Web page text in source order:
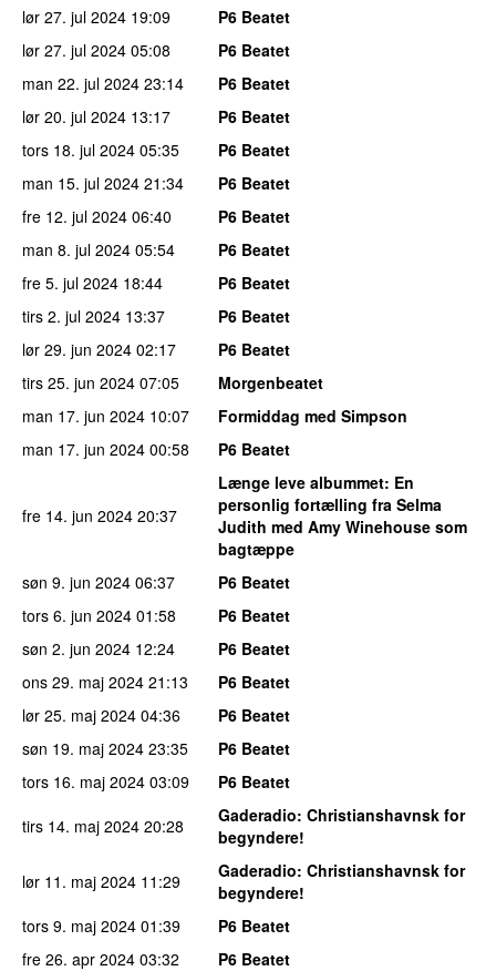
lør 27. jul 2024 19:09
P6 Beatet
lør 27. jul 2024 05:08
P6 Beatet
man 22. jul 2024 23:14
P6 Beatet
lør 20. jul 2024 13:17
P6 Beatet
tors 18. jul 2024 05:35
P6 Beatet
man 15. jul 2024 21:34
P6 Beatet
fre 12. jul 2024 06:40
P6 Beatet
man 8. jul 2024 05:54
P6 Beatet
fre 5. jul 2024 18:44
P6 Beatet
tirs 2. jul 2024 13:37
P6 Beatet
lør 29. jun 2024 02:17
P6 Beatet
tirs 25. jun 2024 07:05
Morgenbeatet
man 17. jun 2024 10:07
Formiddag med Simpson
man 17. jun 2024 00:58 P6 Beatet
fre 14. jun 2024 20:37
Længe leve albummet: En
personlig fortælling fra Selma
Judith med Amy Winehouse som
bagtæppe
søn 9. jun 2024 06:37
P6 Beatet
tors 6. jun 2024 01:58
P6 Beatet
søn 2. jun 2024 12:24
P6 Beatet
ons 29. maj 2024 21:13
P6 Beatet
lør 25. maj 2024 04:36
P6 Beatet
søn 19. maj 2024 23:35
P6 Beatet
tors 16. maj 2024 03:09
P6 Beatet
tirs 14. maj 2024 20:28 Gaderadio: Christianshavnsk for
begyndere!
lør 11. maj 2024 11:29 Gaderadio: Christianshavnsk for
begyndere!
tors 9. maj 2024 01:39
P6 Beatet
fre 26. apr 2024 03:32
P6 Beatet